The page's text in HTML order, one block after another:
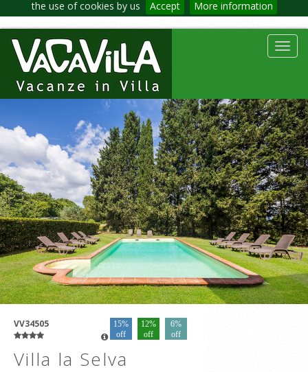
the use of cookies by us Accept More information
VV34505
15%
off
12%
off
6%
off
Villa la Selva